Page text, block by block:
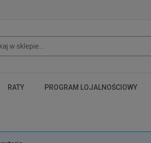
RATY PROGRAM LOJALNOŚCIOWY